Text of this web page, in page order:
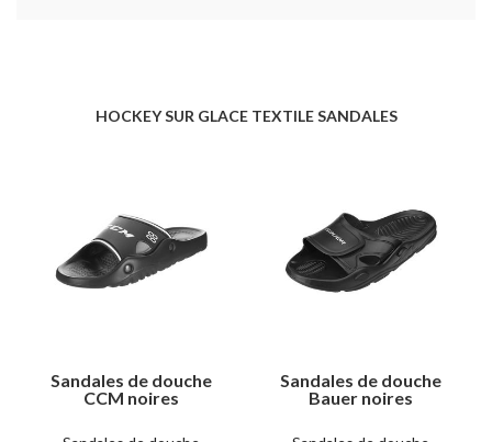
HOCKEY SUR GLACE TEXTILE SANDALES
Sandales de douche
CCM noires
Sandales de douche
Bauer noires